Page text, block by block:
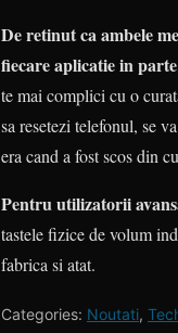
De retinut ca ambele
fiecare aplicatie in
te mai complici cu o
sa resetezi telefonul, se
era cand a fost scos din
Pentru utilizatorii
tastele fizice de volum
fabrica si atat.
Categories: Noutati,